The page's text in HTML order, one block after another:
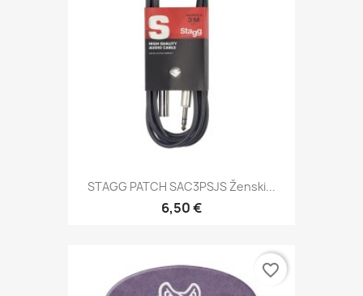
STAGG PATCH SAC3PSJS Ženski...
6,50 €
favorite_border